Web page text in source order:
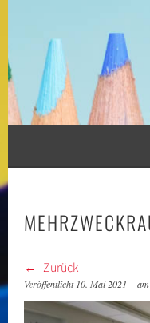
Zurück
Veröffentlicht 10. Mai 2021 am